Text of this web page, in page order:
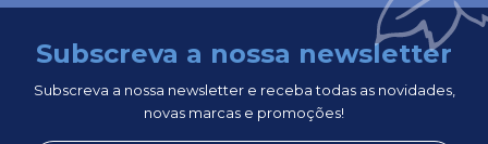
Subscreva a nossa newsletter
Subscreva a nossa newsletter e receba todas as novidades,
novas marcas e promoções!